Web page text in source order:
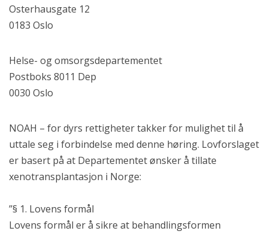
Osterhausgate 12
0183 Oslo
Helse- og omsorgsdepartementet
Postboks 8011 Dep
0030 Oslo
NOAH – for dyrs rettigheter takker for mulighet til å
uttale seg i forbindelse med denne høring. Lovforslaget
er basert på at Departementet ønsker å tillate
xenotransplantasjon i Norge:
”§ 1. Lovens formål
Lovens formål er å sikre at behandlingsformen